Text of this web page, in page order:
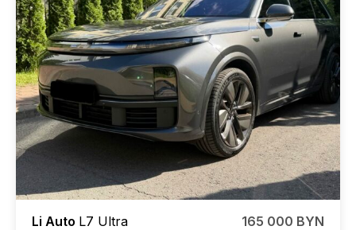
Li Auto L7 Ultra 165 000 BYN